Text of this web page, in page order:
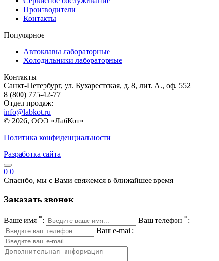
Производители
Контакты
Популярное
Автоклавы лабораторные
Холодильники лабораторные
Контакты
Санкт-Петербург, ул. Бухарестская, д. 8, лит. А., оф. 552
8 (800) 775-42-77
Отдел продаж:
info@labkot.ru
© 2026, ООО «ЛабКот»
Политика конфиденциальности
Разработка сайта
0 0
Спасибо, мы с Вами свяжемся в ближайшее время
Заказать звонок
Ваше имя *: Ваш телефон *:
Ваш e-mail: